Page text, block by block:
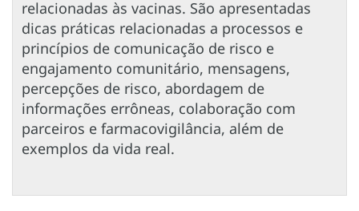
relacionadas às vacinas. São apresentadas
dicas práticas relacionadas a processos e
princípios de comunicação de risco e
engajamento comunitário, mensagens,
percepções de risco, abordagem de
informações errôneas, colaboração com
parceiros e farmacovigilância, além de
exemplos da vida real.